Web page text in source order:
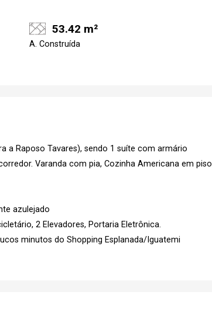
53.42 m²
A. Construída
a Raposo Tavares), sendo 1 suíte com armário
Varanda com pia, Cozinha Americana em piso
azulejado
2 Elevadores, Portaria Eletrônica.
minutos do Shopping Esplanada/Iguatemi